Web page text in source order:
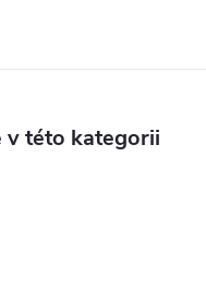
v této kategorii